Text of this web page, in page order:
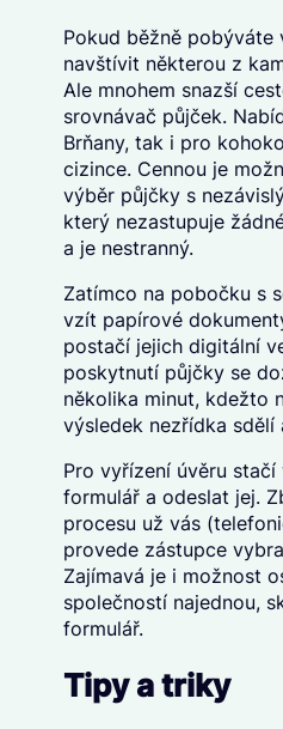
Pokud běžně pobýváte
navštívit některou z
Ale mnohem snazší
srovnávač půjček.
Brňany, tak i pro
cizince. Cennou je
výběr půjčky s
který nezastupuje
a je nestranný.
Zatímco na pobočku s
vzít papírové
postačí jejich digitální
poskytnutí půjčky se
několika minut, kdežto
výsledek nezřídka sdělí
Pro vyřízení úvěru
formulář a odeslat jej.
procesu už vás
provede zástupce
Zajímavá je i možnost
společností najednou,
formulář.
Tipy a triky